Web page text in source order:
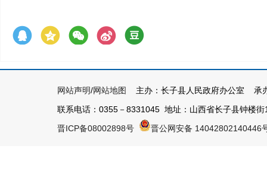
网站声明/网站地图
主办：长子县人民政府办公室 承
联系电话：0355－8331045 地址：山西省长子县钟楼
晋ICP备08002898号
晋公网安备 14042802140446